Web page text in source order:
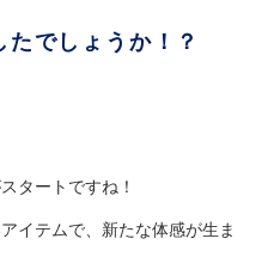
でしょうか！？
タートですね！
イテムで、新たな体感が生ま